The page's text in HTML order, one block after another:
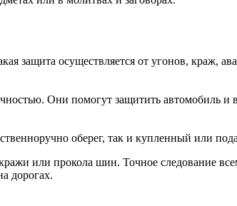
защита осуществляется от угонов, краж,
Они помогут защитить автомобиль и
оберег, так и купленный или
или прокола шин. Точное следование
дорогах.